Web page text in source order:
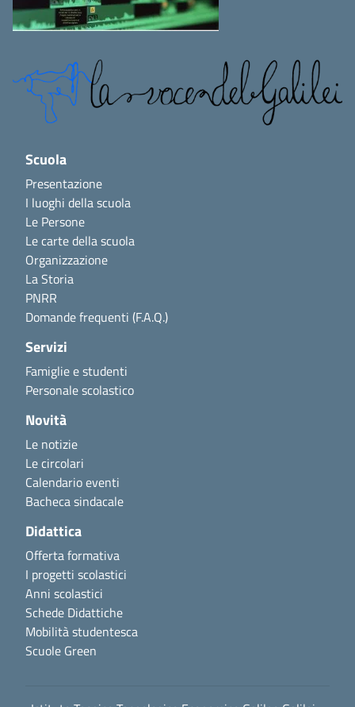
Scuola
Presentazione
I luoghi della scuola
Le Persone
Le carte della scuola
Organizzazione
La Storia
PNRR
Domande frequenti (F.A.Q.)
Servizi
Famiglie e studenti
Personale scolastico
Novità
Le notizie
Le circolari
Calendario eventi
Bacheca sindacale
Didattica
Offerta formativa
I progetti scolastici
Anni scolastici
Schede Didattiche
Mobilità studentesca
Scuole Green